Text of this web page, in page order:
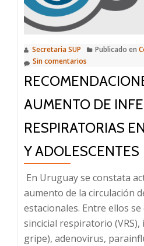
Secretaria SUP Publicado en
Sin comentarios
AUMENTO DE
RESPIRATORIAS
Y ADOLESCENTES
En Uruguay se constata
aumento de la circulación
estacionales. Entre ellos
sincicial respiratorio
gripe), adenovirus,